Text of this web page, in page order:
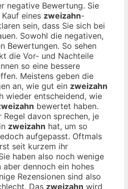
negative Bewertung. Sie
eines zweizahn-
sein, dass Sie sich bei
Sowohl die negativen,
Bewertungen. So sehen
die Vor- und Nachteile
so eine bessere
Meistens geben die
an, wie gut ein zweizahn
wieder entscheidend, wie
bewertet haben.
Regel davon sprechen, je
zweizahn hat, um so
aufgepasst. Oftmals
seit kurzem ihr
haben also noch wenige
dennoch ein hohes
Rezensionen sind also
Das zweizahn wird